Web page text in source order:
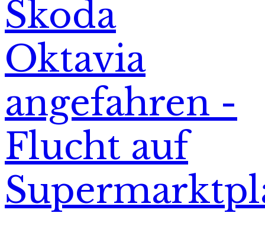
Skoda
Oktavia
angefahren -
Flucht auf